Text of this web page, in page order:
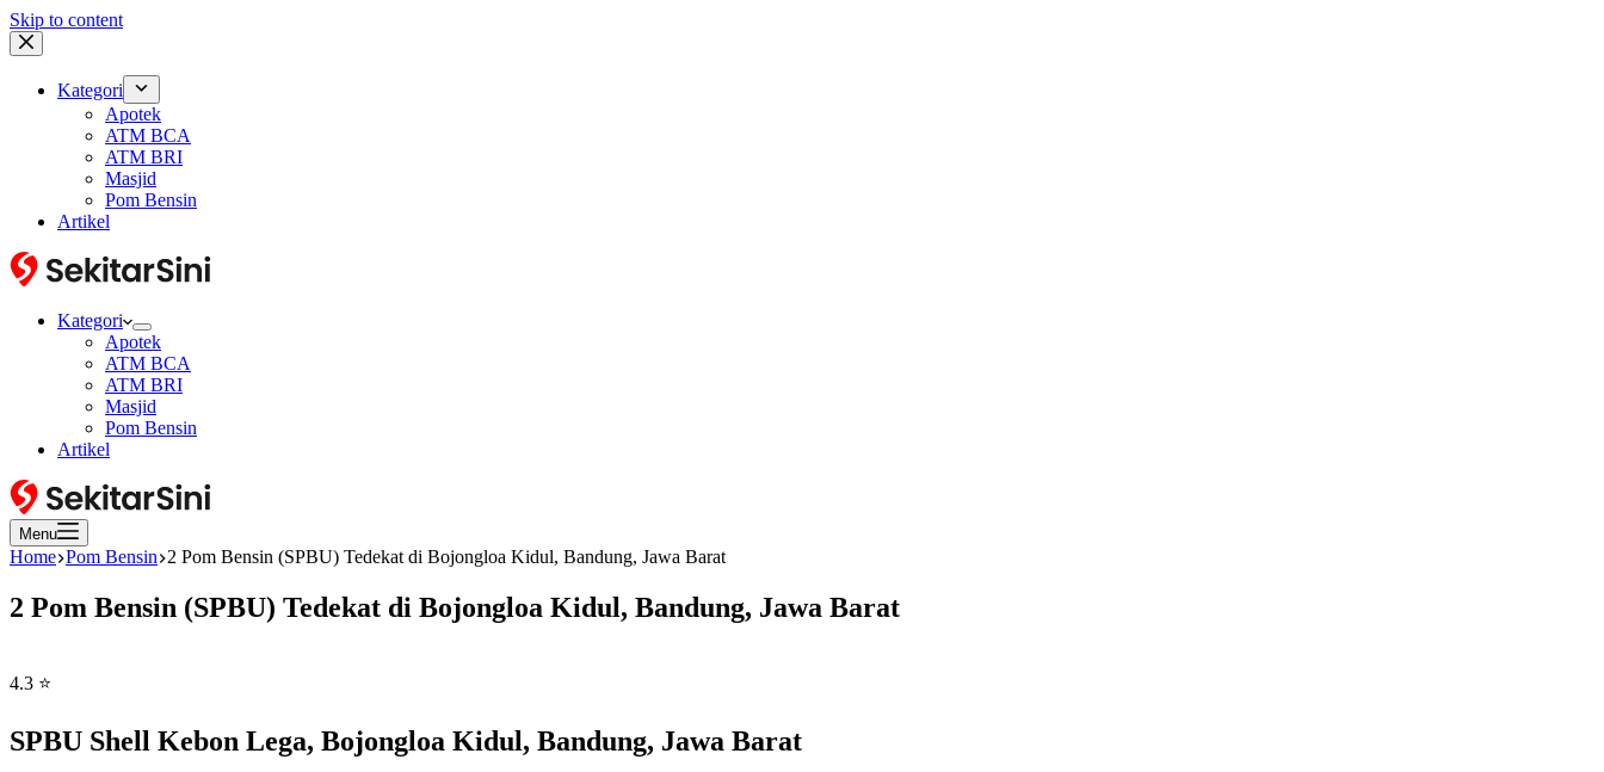
Skip to content
Kategori
Apotek
ATM BCA
ATM BRI
Masjid
Pom Bensin
Artikel
Kategori
Apotek
ATM BCA
ATM BRI
Masjid
Pom Bensin
Artikel
Menu
Home Pom Bensin 2 Pom Bensin (SPBU) Tedekat di Bojongloa Kidul, Bandung, Jawa Barat
2 Pom Bensin (SPBU) Tedekat di Bojongloa Kidul, Bandung, Jawa Barat
4.3 ⭐
SPBU Shell Kebon Lega, Bojongloa Kidul, Bandung, Jawa Barat